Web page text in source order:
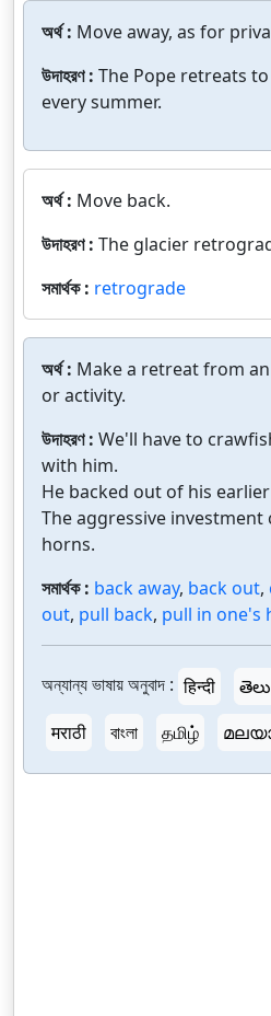
অর্থ : Move away, as for
উদাহরণ : The Pope retreats
every summer.
অর্থ : Move back.
উদাহরণ : The glacier
সমার্থক : retrograde
অর্থ : Make a retreat from
or activity.
উদাহরণ : We'll have to
with him.
He backed out of his
The aggressive
horns.
সমার্থক : back away, back out,
out, pull back, pull in one's
অন্যান্য ভাষায় অনুবাদ : हिन्दी
मराठी
বাংলা தமிழ்